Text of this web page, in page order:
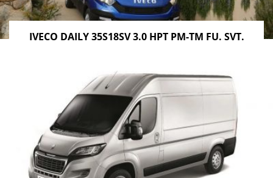
IVECO DAILY 35S18SV 3.0 HPT PM-TM FU. SVT.